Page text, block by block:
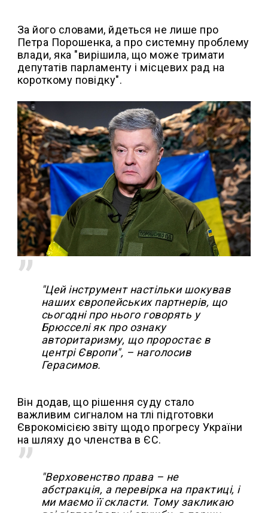
За його словами, йдеться не лише про
Петра Порошенка, а про системну проблему
влади, яка "вирішила, що може тримати
депутатів парламенту і місцевих рад на
короткому повідку".
"Цей інструмент настільки шокував
наших європейських партнерів, що
сьогодні про нього говорять у
Брюсселі як про ознаку
авторитаризму, що проростає в
центрі Європи", – наголосив
Герасимов.
Він додав, що рішення суду стало
важливим сигналом на тлі підготовки
Єврокомісією звіту щодо прогресу України
на шляху до членства в ЄС.
"Верховенство права – не
абстракція, а перевірка на практиці, і
ми маємо її скласти. Тому закликаю